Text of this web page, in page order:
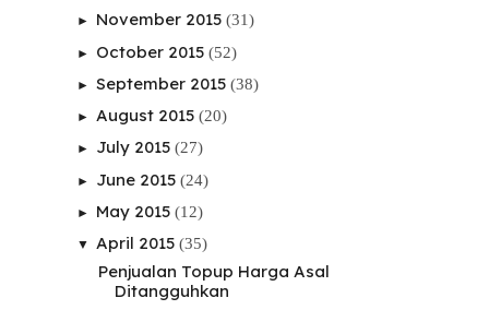
► November 2015 (31)
► October 2015 (52)
► September 2015 (38)
► August 2015 (20)
► July 2015 (27)
► June 2015 (24)
► May 2015 (12)
▼ April 2015 (35)
Penjualan Topup Harga Asal
Ditangguhkan